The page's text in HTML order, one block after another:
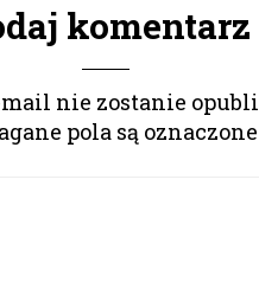
komentarz
mail nie zostanie
pola są oznaczone